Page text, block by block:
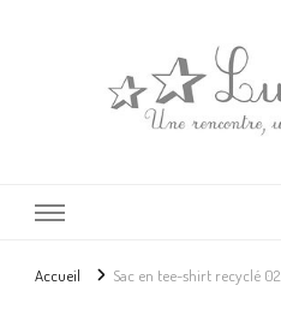
Accueil Sac en tee-shirt recyclé 02